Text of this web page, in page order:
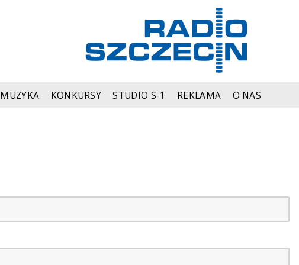
MUZYKA KONKURSY STUDIO S-1 REKLAMA O NAS